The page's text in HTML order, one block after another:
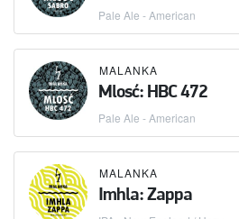
Pale Ale - American
MALANKA
Mlosć: HBC 472
Pale Ale - American
MALANKA
Imhla: Zappa